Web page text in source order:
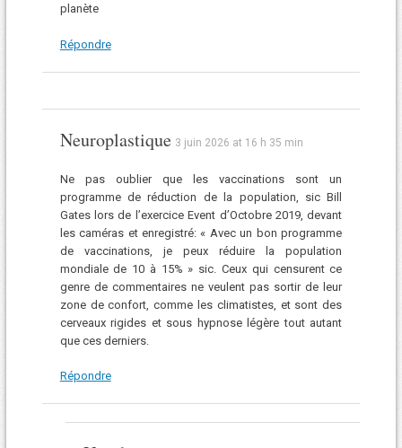
planète
Répondre
Neuroplastique 3 juin 2026 at 16 h 35 min
Ne pas oublier que les vaccinations sont un
programme de réduction de la population, sic Bill
Gates lors de l’exercice Event d’Octobre 2019, devant
les caméras et enregistré: « Avec un bon programme
de vaccinations, je peux réduire la population
mondiale de 10 à 15% » sic. Ceux qui censurent ce
genre de commentaires ne veulent pas sortir de leur
zone de confort, comme les climatistes, et sont des
cerveaux rigides et sous hypnose légère tout autant
que ces derniers.
Répondre